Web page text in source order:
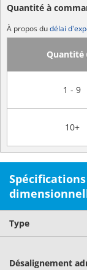
Quantité à
À propos dudélai
Quantité
1 - 9
10+
Type
Désalignement